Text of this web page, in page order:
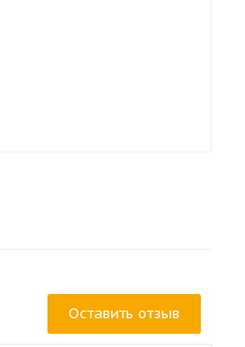
Оставить отзыв